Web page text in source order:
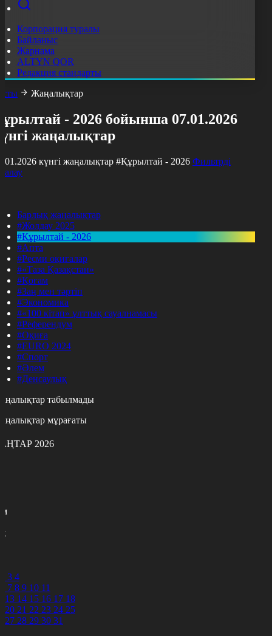
Корпорация туралы
Байланыс
Жарнама
ALTYN QOR
Редакция стандарты
Жаңалықтар
- 2026 бойынша 07.01.2026
жаңалықтар
күнгі жаңалықтар #Құрылтай - 2026 Фильтрді
Барлық жаңалықтар
#Жолдау 2025
#Құрылтай - 2026
#Апта
#Ресми оқиғалар
#«Таза Қазақстан»
#Қоғам
#Заң мен тәртіп
#Экономика
#«100 кітап» ұлттық сауалнамасы
#Референдум
#Оқиға
#EURO 2024
#Спорт
#Әлем
#Денсаулық
табылмады
мұрағаты
2026
3 4
7 8 9 10 11
13 14 15 16 17 18
20 21 22 23 24 25
27 28 29 30 31